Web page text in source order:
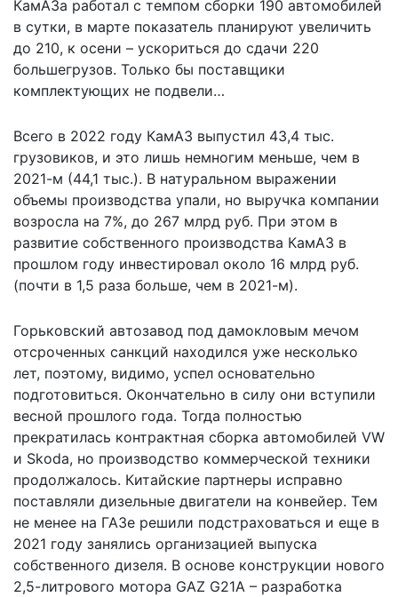
КамАЗа работал с темпом сборки 190 автомобилей
в сутки, в марте показатель планируют увеличить
до 210, к осени – ускориться до сдачи 220
большегрузов. Только бы поставщики
комплектующих не подвели…
Всего в 2022 году КамАЗ выпустил 43,4 тыс.
грузовиков, и это лишь немногим меньше, чем в
2021-м (44,1 тыс.). В натуральном выражении
объемы производства упали, но выручка компании
возросла на 7%, до 267 млрд руб. При этом в
развитие собственного производства КамАЗ в
прошлом году инвестировал около 16 млрд руб.
(почти в 1,5 раза больше, чем в 2021-м).
Горьковский автозавод под дамокловым мечом
отсроченных санкций находился уже несколько
лет, поэтому, видимо, успел основательно
подготовиться. Окончательно в силу они вступили
весной прошлого года. Тогда полностью
прекратилась контрактная сборка автомобилей VW
и Skoda, но производство коммерческой техники
продолжалось. Китайские партнеры исправно
поставляли дизельные двигатели на конвейер. Тем
не менее на ГАЗе решили подстраховаться и еще в
2021 году занялись организацией выпуска
собственного дизеля. В основе конструкции нового
2,5-литрового мотора GAZ G21A – разработка